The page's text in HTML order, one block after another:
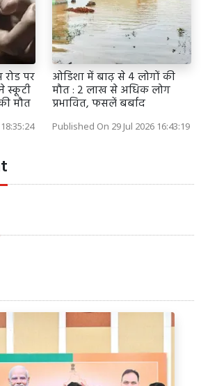
पर
स्कूटी
मौत
ओडिशा में बाढ़ से 4 लोगों की
मौत : 2 लाख से अधिक लोग
प्रभावित, फसलें बर्बाद
Published On 29 Jul 2026 16:43:19